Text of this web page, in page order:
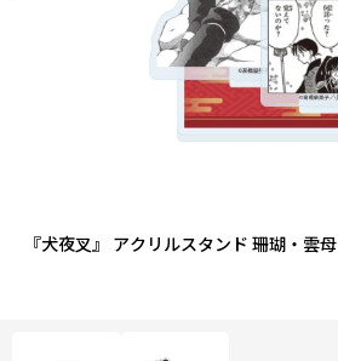
『犬夜叉』 アクリルスタンド 珊瑚・雲母